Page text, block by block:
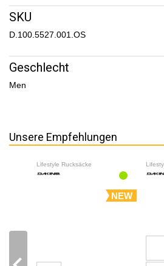
SKU
D.100.5527.001.OS
Geschlecht
Men
Unsere Empfehlungen
Lifestyle Rucksäcke
NEW